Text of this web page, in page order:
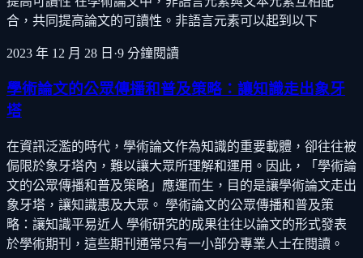
合，共同提高論文的可讀性。非語言元素可以起到以下
2023 年 12 月 28 日 ·9 分鐘閱讀
學術論文的公眾傳播和普及策略：讓知識走出象牙
塔
在資訊泛濫的時代，學術論文作為知識的重要載體，卻往往被
侷限於象牙塔內，難以讓大眾所理解和運用。因此，「學術論
文的公眾傳播和普及策略」應運而生，目的是讓學術論文走出
象牙塔，讓知識惠及大眾。 學術論文的公眾傳播和普及策
略：讓知識平易近人 學術研究的成果往往以論文的形式發表
於學術期刊，這些期刊通常只有一小部分專業人士在閱讀。